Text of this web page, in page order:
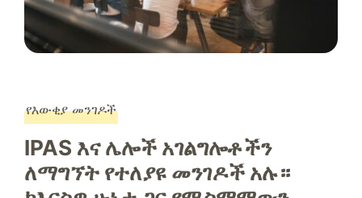
የእውቂያ መንገዶች
IPAS እና ሌሎች አገልግሎቶችን
ለማግኘት የተለያዩ መንገዶች አሉ።